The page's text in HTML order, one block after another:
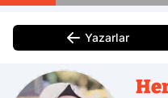
Vurdu
Yazarlar